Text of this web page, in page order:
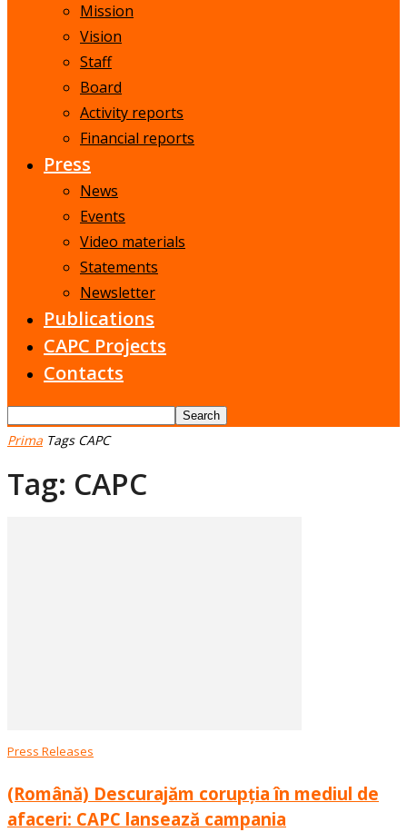
Mission
Vision
Staff
Board
Activity reports
Financial reports
Press
News
Events
Video materials
Statements
Newsletter
Publications
CAPC Projects
Contacts
Prima Tags CAPC
Tag: CAPC
Press Releases
(Română) Descurajăm corupția în mediul de
afaceri: CAPC lansează campania